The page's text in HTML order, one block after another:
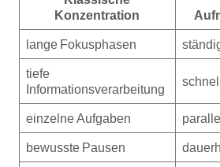
Konzentration
lange Fokusphasen
tiefe
Informationsverarbeitung
einzelne Aufgaben
bewusste Pausen